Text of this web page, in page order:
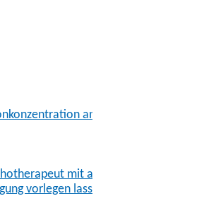
anmelden
mit ausländischer
vorlegen lassen